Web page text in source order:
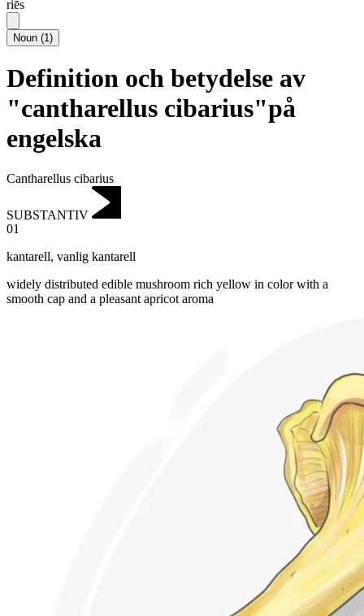
riēs
Noun (1)
Definition och betydelse av
"cantharellus cibarius"på
engelska
Cantharellus cibarius
SUBSTANTIV
01
kantarell, vanlig kantarell
widely distributed edible mushroom rich yellow in color with a
smooth cap and a pleasant apricot aroma